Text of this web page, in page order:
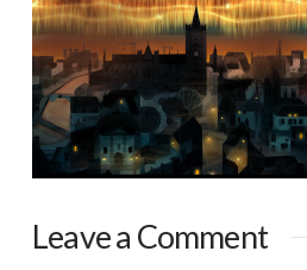
Leave a Comment